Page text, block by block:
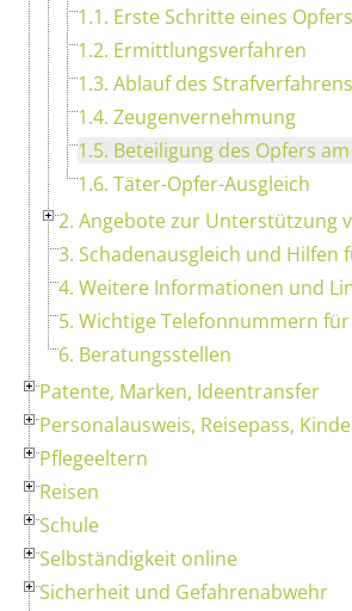
1.1. Erste Schritte eines Opfers
1.2. Ermittlungsverfahren
1.3. Ablauf des Strafverfahrens
1.4. Zeugenvernehmung
1.5. Beteiligung des Opfers
1.6. Täter-Opfer-Ausgleich
2. Angebote zur Unterstützung
3. Schadenausgleich und Hilfen
4. Weitere Informationen und
5. Wichtige Telefonnummern
6. Beratungsstellen
Patente, Marken, Ideentransfer
Personalausweis, Reisepass,
Pflegeeltern
Reisen
Schule
Selbständigkeit online
Sicherheit und Gefahrenabwehr